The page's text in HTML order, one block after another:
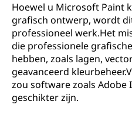
Hoewel u Microsoft Paint
grafisch ontwerp, wordt
professioneel werk.Het
die professionele
hebben, zoals lagen,
geavanceerd
zou software zoals
geschikter zijn.